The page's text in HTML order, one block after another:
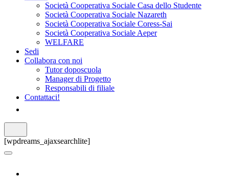
Società Cooperativa Sociale Casa dello Studente
Società Cooperativa Sociale Nazareth
Società Cooperativa Sociale Coress-Sai
Società Cooperativa Sociale Aeper
WELFARE
Sedi
Collabora con noi
Tutor doposcuola
Manager di Progetto
Responsabili di filiale
Contattaci!
[wpdreams_ajaxsearchlite]